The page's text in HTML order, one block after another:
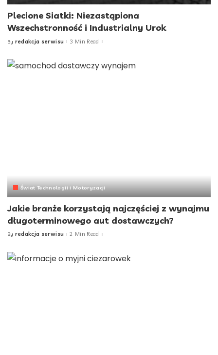
Plecione Siatki: Niezastąpiona
Wszechstronność i Industrialny Urok
Posted
By redakcja serwisu 3 Min Read
Świat Technologii i Motoryzacji
Jakie branże korzystają najczęściej z wynajmu
długoterminowego aut dostawczych?
Posted
By redakcja serwisu 2 Min Read